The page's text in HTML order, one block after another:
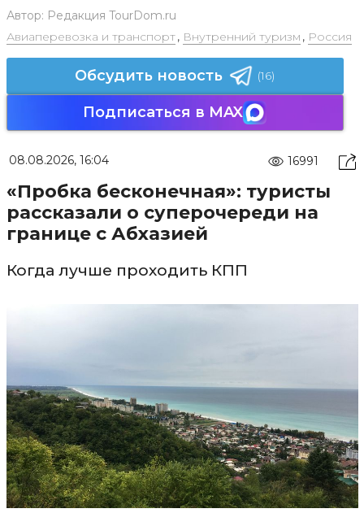
Автор: Редакция TourDom.ru
Авиаперевозка и транспорт, Внутренний туризм , Россия
Обсудить новость (16)
Подписаться в MAX
08.08.2026, 16:04 16991
«Пробка бесконечная»: туристы
рассказали о суперочереди на
границе с Абхазией
Когда лучше проходить КПП